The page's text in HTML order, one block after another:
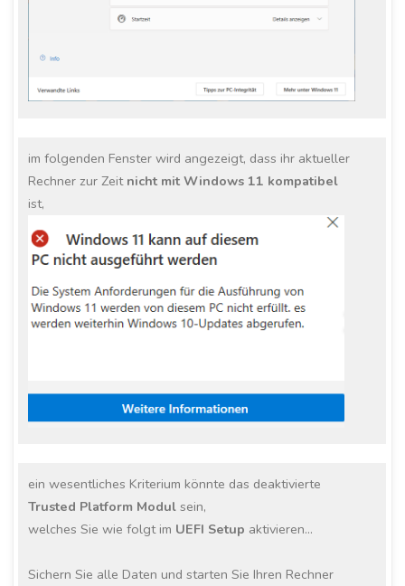
im folgenden Fenster wird angezeigt, dass ihr aktueller
Rechner zur Zeit nicht mit Windows 11 kompatibel
ist,
ein wesentliches Kriterium könnte das deaktivierte
Trusted Platform Modul sein,
welches Sie wie folgt im UEFI Setup aktivieren…
Sichern Sie alle Daten und starten Sie Ihren Rechner